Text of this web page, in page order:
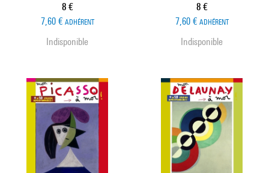
Prix ​​actuel
8 €
7,60 € ADHÉRENT
Indisponible
Prix ​​actuel
8 €
7,60 € ADHÉRENT
Indisponible